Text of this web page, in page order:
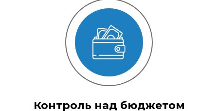
Контроль над бюджетом